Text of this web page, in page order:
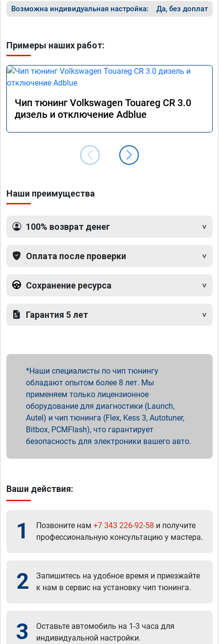
Возможна индивидуальная настройка: Да, без доплат
Примеры наших работ:
Чип тюнинг Volkswagen Touareg CR 3.0
дизель и отключение Adblue
Наши преимущества
100% возврат денег
Оплата после проверки
Сохранение ресурса
Гарантия 5 лет
Наши специалисты по чип тюнингу
обладают опытом более 8 лет. Мы
применяем только лицензионное
оборудование для диагностики (Launch,
Autel) и чип тюнинга (Flex, Kess 3, Autotuner,
Bitbox, PCMFlash), что гарантирует
безопасность для электроники вашего авто.
Ваши действия:
1 Позвоните нам +7 343 226-92-58 и получите
профессиональную консультацию у мастера.
2
Запишитесь на удобное время и приезжайте
к нам в сервис на установку чип тюнинга.
3
Оставьте автомобиль на 1-3 часа для
индивидуальной настройки.